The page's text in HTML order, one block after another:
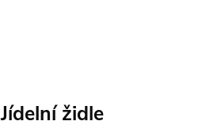
Jídelní židle